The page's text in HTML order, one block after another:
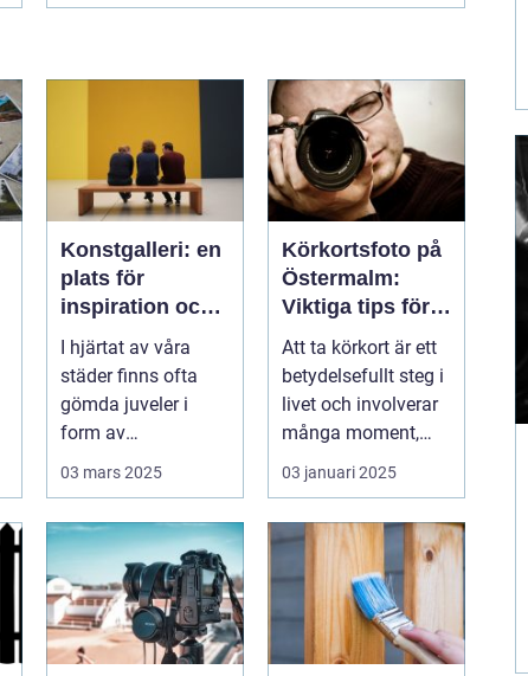
Konstgalleri: en
plats för
inspiration och
kreativ
upplevelse
I hjärtat av våra
städer finns ofta
gömda juveler i
form av
03 mars 2025
Körkortsfoto på
Östermalm:
Viktiga tips för
en perfekt bild
Att ta körkort är ett
betydelsefullt steg i
livet och involverar
många moment,
inte ...
03 januari 2025